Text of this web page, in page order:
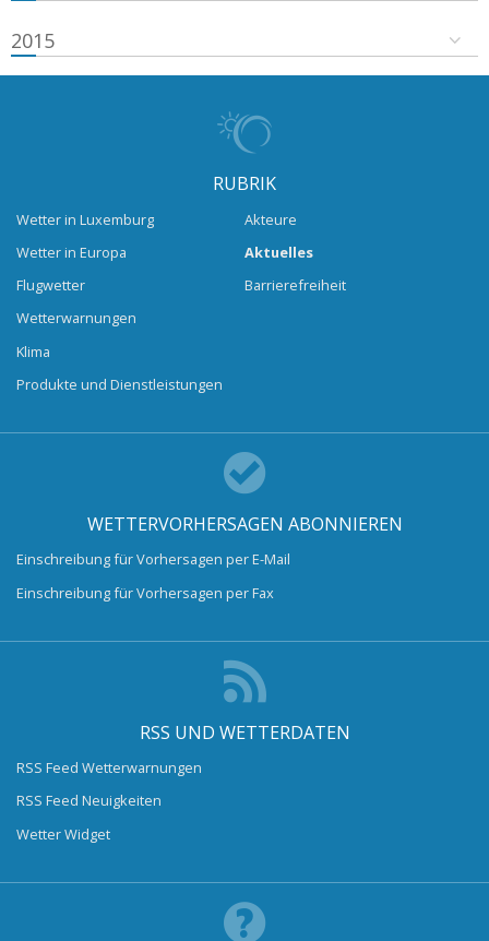
2015
RUBRIK
Wetter in Luxemburg
Wetter in Europa
Flugwetter
Wetterwarnungen
Klima
Produkte und Dienstleistungen
Akteure
Aktuelles
Barrierefreiheit
WETTERVORHERSAGEN ABONNIEREN
Einschreibung für Vorhersagen per E-Mail
Einschreibung für Vorhersagen per Fax
RSS UND WETTERDATEN
RSS Feed Wetterwarnungen
RSS Feed Neuigkeiten
Wetter Widget